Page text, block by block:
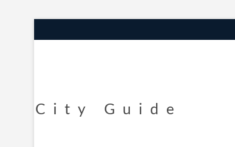
City Guide